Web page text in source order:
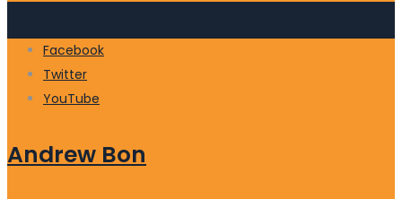
Facebook
Twitter
YouTube
Andrew Bon